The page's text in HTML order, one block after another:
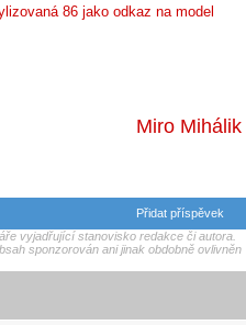
86 jako odkaz na model
Miro Mihálik
Přidat příspěvek
vyjadřující stanovisko redakce či autora.
sponzorován ani jinak obdobně ovlivněn